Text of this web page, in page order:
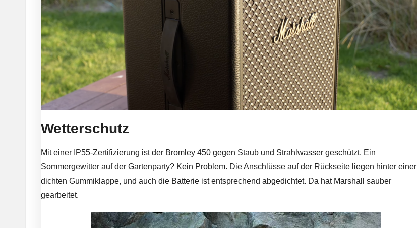
Wetterschutz
Mit einer IP55-Zertifizierung ist der Bromley 450 gegen Staub und Strahlwasser geschützt. Ein
Sommergewitter auf der Gartenparty? Kein Problem. Die Anschlüsse auf der Rückseite liegen hinter einer
dichten Gummiklappe, und auch die Batterie ist entsprechend abgedichtet. Da hat Marshall sauber
gearbeitet.